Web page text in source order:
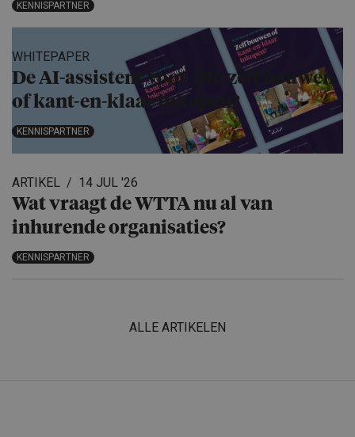
KENNISPARTNER
WHITEPAPER
De AI-assistent voor HR: zelf bouwen
of kant-en-klaar inkopen?
KENNISPARTNER
ARTIKEL 14 JUL '26
Wat vraagt de WTTA nu al van
inhurende organisa­ties?
KENNISPARTNER
ALLE ARTIKELEN